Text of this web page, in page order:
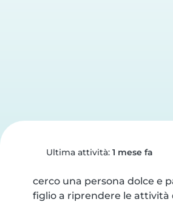
Ultima attività: 1 mese fa
cerco una persona dolce e
figlio a riprendere le attività